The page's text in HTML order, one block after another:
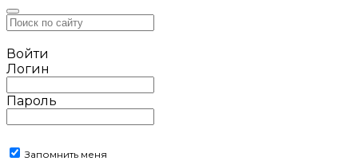
Войти
Логин
Пароль
Запомнить меня